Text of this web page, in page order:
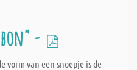
-
vorm van een snoepje is de